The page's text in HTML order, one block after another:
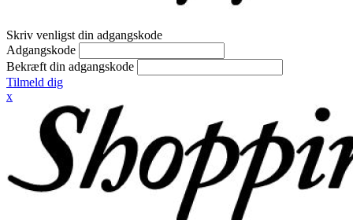
Skriv venligst din adgangskode
Adgangskode
Bekræft din adgangskode
Tilmeld dig
x